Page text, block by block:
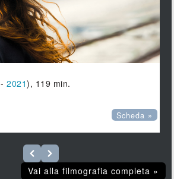
-2021), 119 min.
Scheda »
Vai alla filmografia completa »